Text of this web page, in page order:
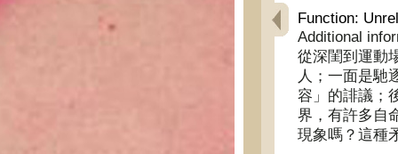
Function:
Additional
從深閨到運動
人；一面是馳
容」的誹議；
界，有許多自
現象嗎？這種